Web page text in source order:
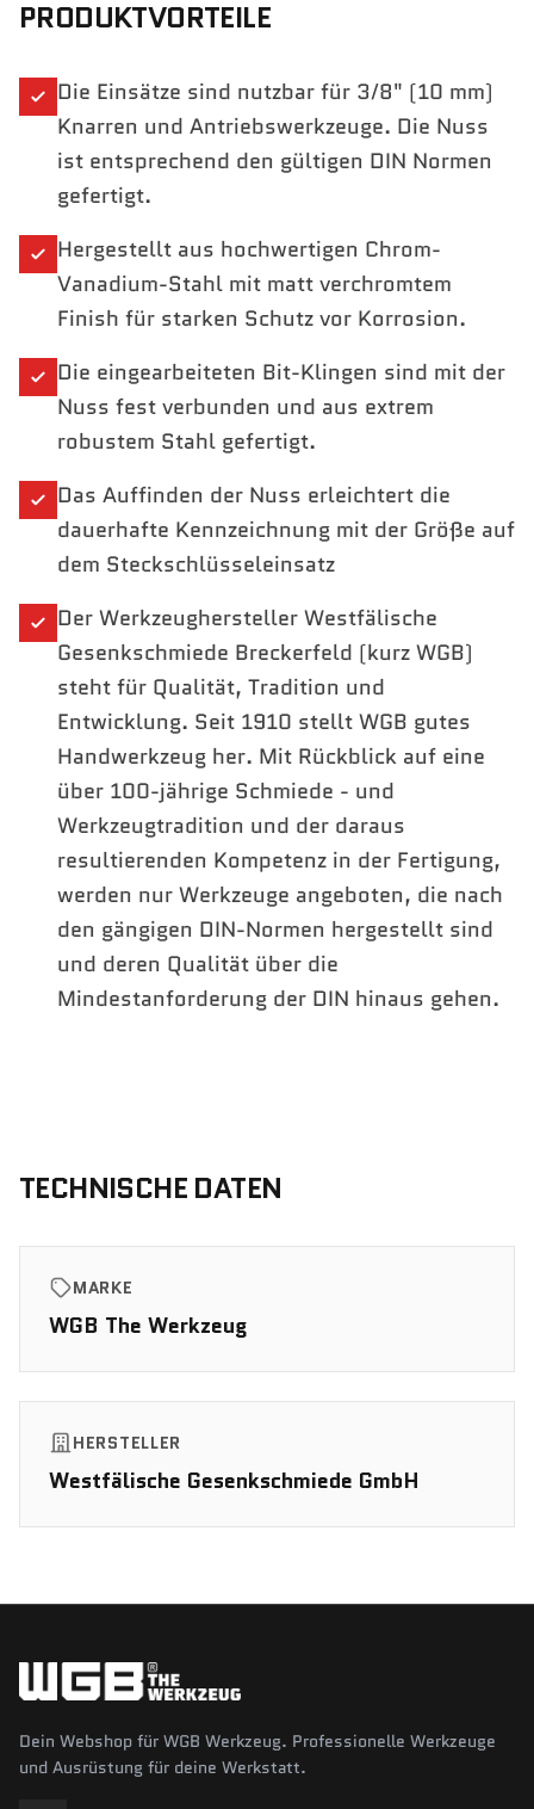
PRODUKTVORTEILE
Die Einsätze sind nutzbar für 3/8" (10 mm)
Knarren und Antriebswerkzeuge. Die Nuss
ist entsprechend den gültigen DIN Normen
gefertigt.
Hergestellt aus hochwertigen Chrom-
Vanadium-Stahl mit matt verchromtem
Finish für starken Schutz vor Korrosion.
Die eingearbeiteten Bit-Klingen sind mit der
Nuss fest verbunden und aus extrem
robustem Stahl gefertigt.
Das Auffinden der Nuss erleichtert die
dauerhafte Kennzeichnung mit der Größe auf
dem Steckschlüsseleinsatz
Der Werkzeughersteller Westfälische
Gesenkschmiede Breckerfeld (kurz WGB)
steht für Qualität, Tradition und
Entwicklung. Seit 1910 stellt WGB gutes
Handwerkzeug her. Mit Rückblick auf eine
über 100-jährige Schmiede - und
Werkzeugtradition und der daraus
resultierenden Kompetenz in der Fertigung,
werden nur Werkzeuge angeboten, die nach
den gängigen DIN-Normen hergestellt sind
und deren Qualität über die
Mindestanforderung der DIN hinaus gehen.
TECHNISCHE DATEN
MARKE
WGB The Werkzeug
HERSTELLER
Westfälische Gesenkschmiede GmbH
Dein Webshop für WGB Werkzeug. Professionelle Werkzeuge
und Ausrüstung für deine Werkstatt.